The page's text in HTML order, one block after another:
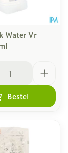
Water Vr
Bestel